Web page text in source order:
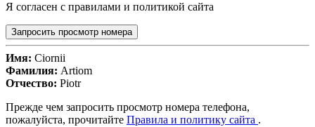
Я согласен с правилами и политикой сайта
Запросить просмотр номера
Имя: Ciornii
Фамилия: Artiom
Отчество: Piotr
Прежде чем запросить просмотр номера телефона,
пожалуйста, прочитайте Правила и политику сайта .